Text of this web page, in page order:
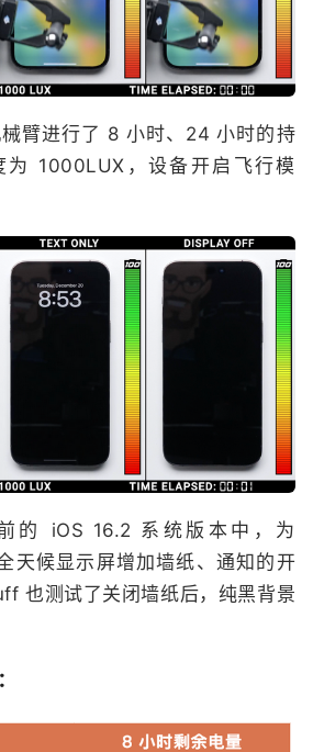
臂进行了 8 小时、24 小时的持
为 1000LUX，设备开启飞行模
的 iOS 16.2 系统版本中，为
天候显示屏增加墙纸、通知的开
也测试了关闭墙纸后，纯黑背景